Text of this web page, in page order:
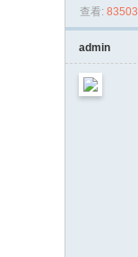
查看: 83503
admin